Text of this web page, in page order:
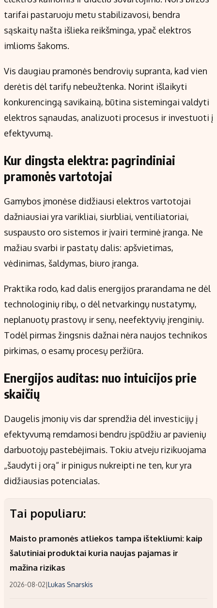
tarifai pastaruoju metu stabilizavosi, bendra
sąskaitų našta išlieka reikšminga, ypač elektros
imlioms šakoms.
Vis daugiau pramonės bendrovių supranta, kad vien
derėtis dėl tarifų nebeužtenka. Norint išlaikyti
konkurencingą savikainą, būtina sistemingai valdyti
elektros sąnaudas, analizuoti procesus ir investuoti į
efektyvumą.
Kur dingsta elektra: pagrindiniai
pramonės vartotojai
Gamybos įmonėse didžiausi elektros vartotojai
dažniausiai yra varikliai, siurbliai, ventiliatoriai,
suspausto oro sistemos ir įvairi terminė įranga. Ne
mažiau svarbi ir pastatų dalis: apšvietimas,
vėdinimas, šaldymas, biuro įranga.
Praktika rodo, kad dalis energijos prarandama ne dėl
technologinių ribų, o dėl netvarkingų nustatymų,
neplanuotų prastovų ir senų, neefektyvių įrenginių.
Todėl pirmas žingsnis dažnai nėra naujos technikos
pirkimas, o esamų procesų peržiūra.
Energijos auditas: nuo intuicijos prie
skaičių
Daugelis įmonių vis dar sprendžia dėl investicijų į
efektyvumą remdamosi bendru įspūdžiu ar pavienių
darbuotojų pastebėjimais. Tokiu atveju rizikuojama
„šaudyti į orą“ ir pinigus nukreipti ne ten, kur yra
didžiausias potencialas.
Tai populiaru:
Maisto pramonės atliekos tampa ištekliumi: kaip
šalutiniai produktai kuria naujas pajamas ir
mažina rizikas
2026-08-02|Lukas Snarskis